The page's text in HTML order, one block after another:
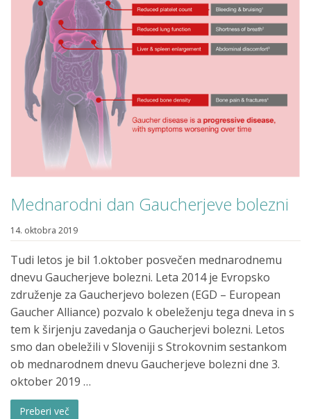
Mednarodni dan Gaucherjeve bolezni
14. oktobra 2019
Tudi letos je bil 1.oktober posvečen mednarodnemu
dnevu Gaucherjeve bolezni. Leta 2014 je Evropsko
združenje za Gaucherjevo bolezen (EGD – European
Gaucher Alliance) pozvalo k obeleženju tega dneva in s
tem k širjenju zavedanja o Gaucherjevi bolezni. Letos
smo dan obeležili v Sloveniji s Strokovnim sestankom
ob mednarodnem dnevu Gaucherjeve bolezni dne 3.
oktober 2019 …
Preberi več